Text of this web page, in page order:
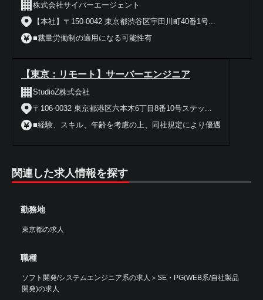
株式会社サイバーエージェント
【本社】〒150-0042 東京都渋谷区宇田川町40番1号...
■裁量労働制の適用になる可能性有
【東京：リモート】サーバーエンジニア
StudioZ株式会社
〒106-0032 東京都港区六本木6丁目8番10号ステッ...
■経験、スキル、年齢を考慮の上、同社規定により優遇
関連した求人情報を探す
勤務地
東京都の求人
職種
ソフト開発/システムエンジニア系の求人 ＞ SE・PG(WEB系/自社製品
開発)の求人